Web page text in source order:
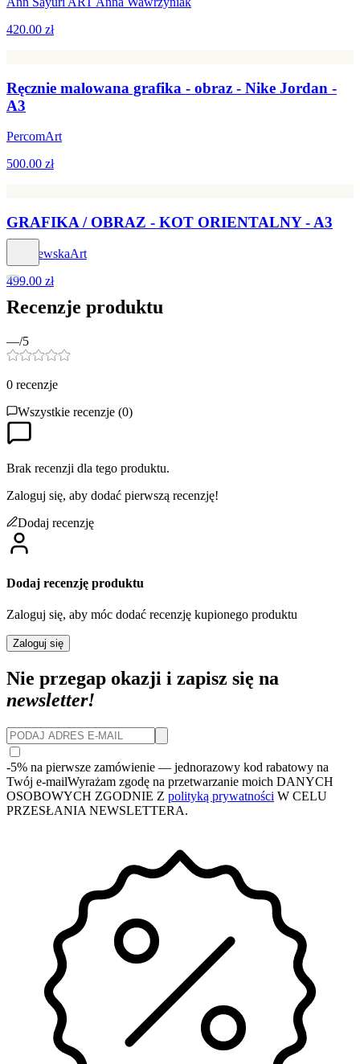
420.00 zł
Ręcznie malowana grafika - obraz - Nike Jordan -
A3
PercomArt
500.00 zł
GRAFIKA / OBRAZ - KOT ORIENTALNY - A3
MalczewskaArt
499.00 zł
Recenzje produktu
—/5
0 recenzje
Wszystkie recenzje (0)
Brak recenzji dla tego produktu.
Zaloguj się, aby dodać pierwszą recenzję!
Dodaj recenzję
Dodaj recenzję produktu
Zaloguj się, aby móc dodać recenzję kupionego produktu
Zaloguj się
Nie przegap okazji i zapisz się na
newsletter!
-5% na pierwsze zamówienie — jednorazowy kod rabatowy na
Twój e-mailWyrażam zgodę na przetwarzanie moich DANYCH
OSOBOWYCH ZGODNIE Z polityką prywatności W CELU
PRZESŁANIA NEWSLETTERA.